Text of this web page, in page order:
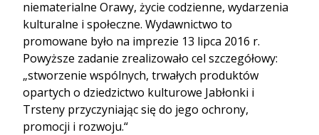
niematerialne Orawy, życie codzienne, wydarzenia
kulturalne i społeczne. Wydawnictwo to
promowane było na imprezie 13 lipca 2016 r.
Powyższe zadanie zrealizowało cel szczegółowy:
„stworzenie wspólnych, trwałych produktów
opartych o dziedzictwo kulturowe Jabłonki i
Trsteny przyczyniając się do jego ochrony,
promocji i rozwoju.“